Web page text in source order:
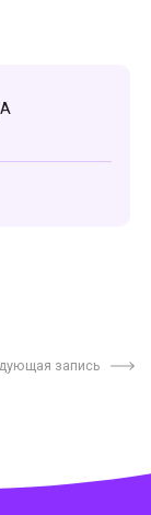
запись